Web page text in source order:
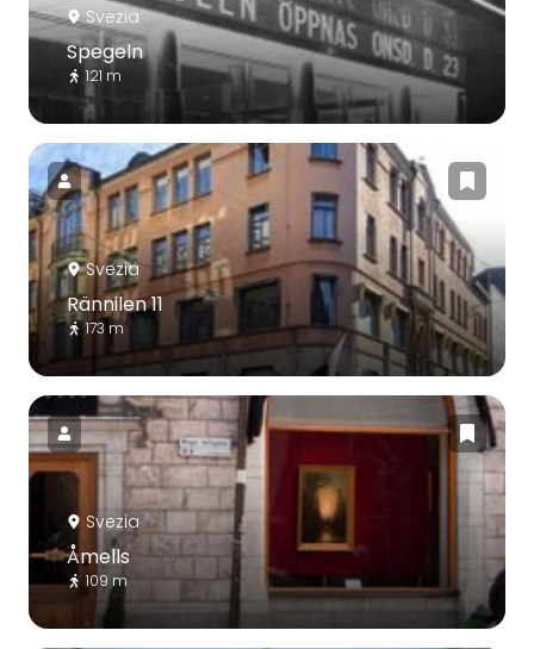
Svezia
Spegeln
121 m
Svezia
Rännilen 11
173 m
Svezia
Åmells
109 m